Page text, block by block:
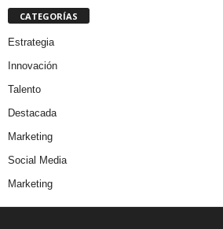
CATEGORÍAS
Estrategia
Innovación
Talento
Destacada
Marketing
Social Media
Marketing